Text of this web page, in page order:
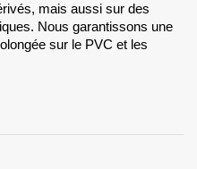
mais aussi sur des
Nous garantissons une
sur le PVC et les